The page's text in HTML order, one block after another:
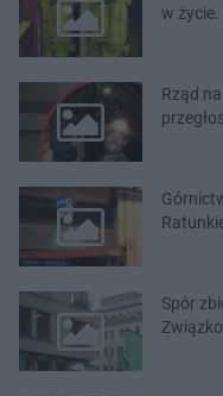
w
Rząd
Spór